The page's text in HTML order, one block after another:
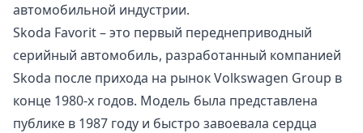
автомобильной индустрии.
Skoda Favorit – это первый переднеприводный
серийный автомобиль, разработанный компанией
Skoda после прихода на рынок Volkswagen Group в
конце 1980-х годов. Модель была представлена
публике в 1987 году и быстро завоевала сердца